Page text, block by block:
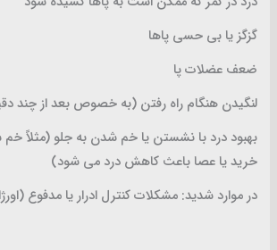
گزگز یا بی حسی پاها
ضعف عضلات پا
لنگیدن هنگام راه رفتن (به خصوص بعد از چند
بهبود درد با نشستن یا خم شدن به جلو (مثلاً
خرید یا عصا باعث کاهش درد می شود)
در موارد شدید: مشکلات کنترل ادرار یا مدفوع